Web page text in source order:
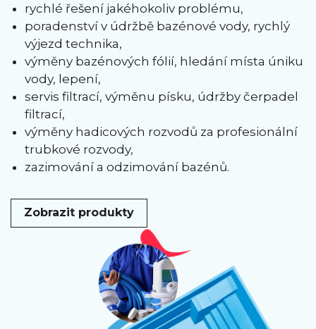
rychlé řešení jakéhokoliv problému,
poradenství v údržbě bazénové vody, rychlý
výjezd technika,
výměny bazénových fólií, hledání místa úniku
vody, lepení,
servis filtrací, výměnu písku, údržby čerpadel
filtrací,
výměny hadicových rozvodů za profesionální
trubkové rozvody,
zazimování a odzimování bazénů.
Zobrazit produkty